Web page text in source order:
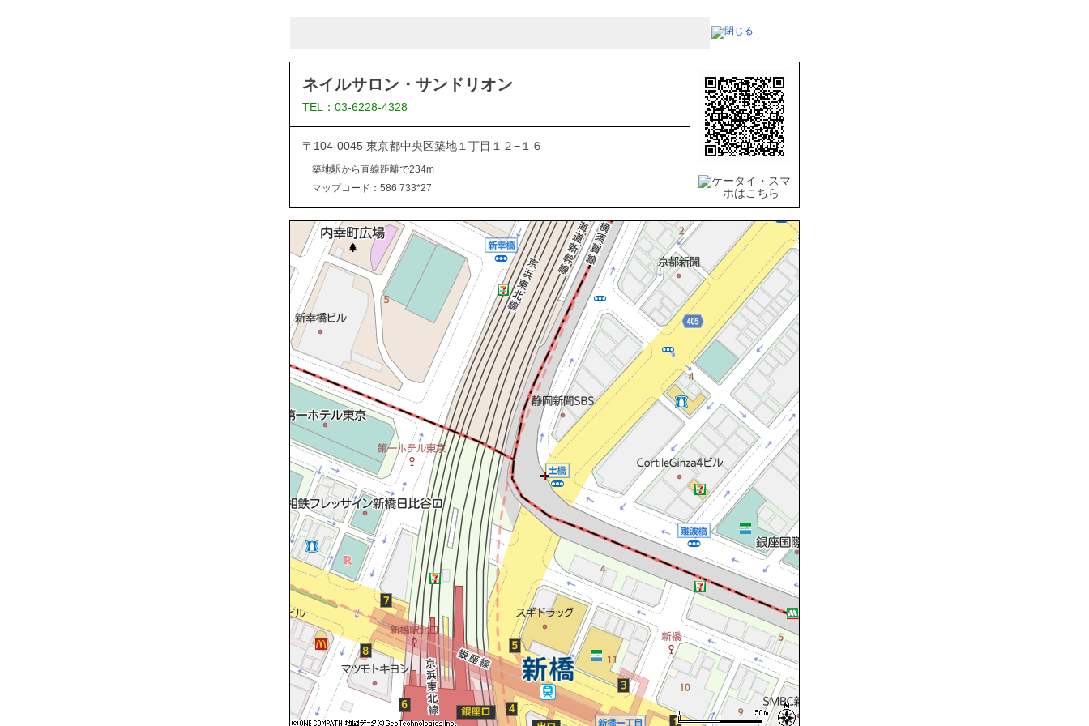
ネイルサロン・サンドリオン
TEL：03-6228-4328
〒104-0045 東京都中央区築地１丁目１２−１６
築地駅から直線距離で234m
マップコード：586 733*27